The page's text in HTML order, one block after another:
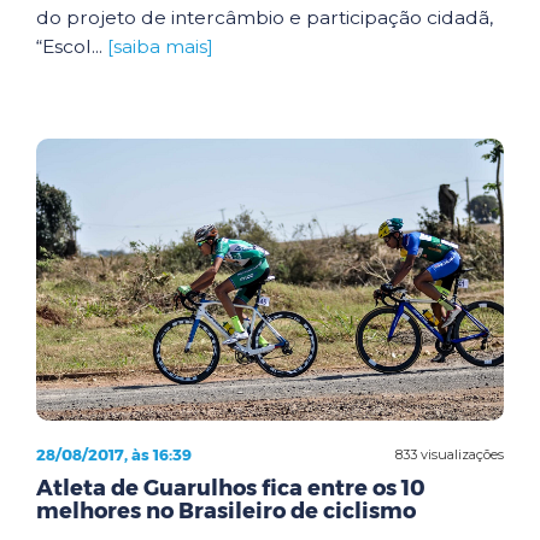
do projeto de intercâmbio e participação cidadã,
“Escol... [saiba mais]
833 visualizações
28/08/2017, às 16:39
Atleta de Guarulhos fica entre os 10
melhores no Brasileiro de ciclismo